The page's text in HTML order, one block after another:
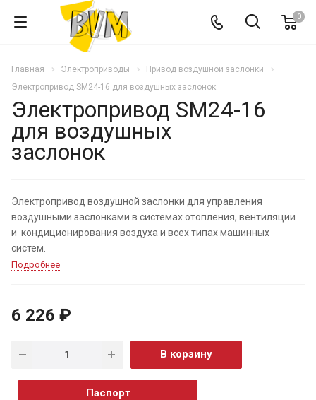
0
Главная Электроприводы
Привод воздушной заслонки
Электропривод SM24-16 для воздушных заслонок
Электропривод SM24-16
для воздушных
заслонок
Электропривод воздушной заслонки для управления
воздушными заслонками в системах отопления, вентиляции
и кондиционирования воздуха и всех типах машинных
систем.
Подробнее
6 226 ₽
В корзину
Паспорт